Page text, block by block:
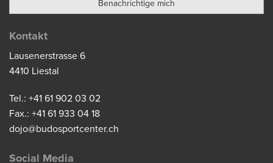
Kontakt
Lausenerstrasse 6
4410 Liestal
Tel.: +41 61 902 03 02
Fax.: +41 61 933 04 18
dojo@budosportcenter.ch
Social Media